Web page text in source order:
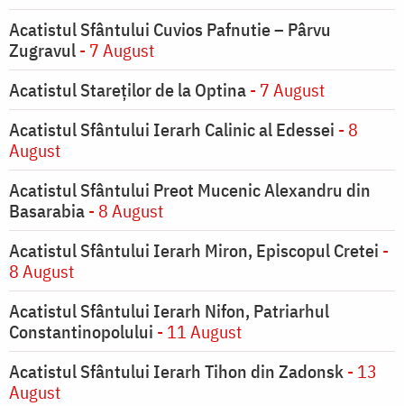
Acatistul Sfântului Cuvios Pafnutie – Pârvu
Zugravul- 7 August
Acatistul Stareţilor de la Optina- 7 August
Acatistul Sfântului Ierarh Calinic al Edessei - 8
August
Acatistul Sfântului Preot Mucenic Alexandru din
Basarabia- 8 August
Acatistul Sfântului Ierarh Miron, Episcopul Cretei -
8 August
Acatistul Sfântului Ierarh Nifon, Patriarhul
Constantinopolului - 11 August
Acatistul Sfântului Ierarh Tihon din Zadonsk- 13
August